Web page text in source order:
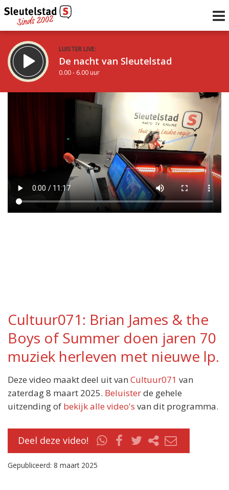
LUISTER LIVE:
De nacht van Sleutelstad
0.00 - 6.00 uur
De ochtend van Sleutelstad
Volgend uur
Cultuur071: Brian James & the
Boys of Summer doen jaren 70
muziek herleven met nieuwe lp.
Deze video maakt deel uit van Cultuur071 van
zaterdag 8 maart 2025. Beluisterde gehele
uitzending of bekijk alle video's van dit programma.
Deel deze video!
Gepubliceerd: 8 maart 2025